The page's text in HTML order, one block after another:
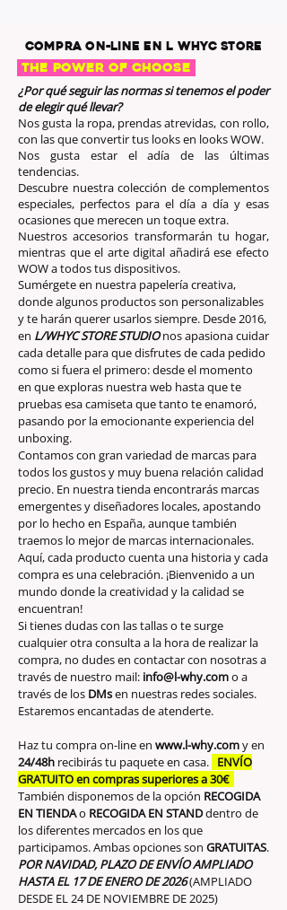
compra on-line en L WHYC STORE
THE POWER OF CHOOSE
¿Por qué seguir las normas si tenemos el poder
de elegir qué llevar?
Nos gusta la ropa, prendas atrevidas, con rollo,
con las que convertir tus looks en looks WOW.
Nos gusta estar el adía de las últimas
tendencias.
Descubre nuestra colección de complementos
especiales, perfectos para el día a día y esas
ocasiones que merecen un toque extra.
Nuestros accesorios transformarán tu hogar,
mientras que el arte digital añadirá ese efecto
WOW a todos tus dispositivos.
Sumérgete en nuestra papelería creativa,
donde algunos productos son personalizables
y te harán querer usarlos siempre. Desde 2016,
en L/WHYC STORE STUDIOnos apasiona cuidar
cada detalle para que disfrutes de cada pedido
como si fuera el primero: desde el momento
en que exploras nuestra web hasta que te
pruebas esa camiseta que tanto te enamoró,
pasando por la emocionante experiencia del
unboxing.
Contamos con gran variedad de marcas para
todos los gustos y muy buena relación calidad
precio. En nuestra tienda encontrarás marcas
emergentes y diseñadores locales, apostando
por lo hecho en España, aunque también
traemos lo mejor de marcas internacionales.
Aquí, cada producto cuenta una historia y cada
compra es una celebración. ¡Bienvenido a un
mundo donde la creatividad y la calidad se
encuentran!
Si tienes dudas con las tallas o te surge
cualquier otra consulta a la hora de realizar la
compra, no dudes en contactar con nosotras a
través de nuestro mail: info@l-why.como a
través de los DMsen nuestras redes sociales.
Estaremos encantadas de atenderte.
Haz tu compra on-line en www.l-why.comy en
24/48h recibirás tu paquete en casa. ENVÍO
GRATUITO en compras superiores a 30€
También disponemos de la opción RECOGIDA
EN TIENDAo RECOGIDA EN STANDdentro de
los diferentes mercados en los que
participamos. Ambas opciones son GRATUITAS.
POR NAVIDAD, PLAZO DE ENVÍO AMPLIADO
HASTA EL 17 DE ENERO DE 2026(AMPLIADO
DESDE EL 24 DE NOVIEMBRE DE 2025)